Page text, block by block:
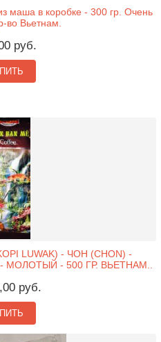
маша в коробке - 300 гр. Очень
во Вьетнам.
руб.
LUWAK) - ЧОН (CHON) -
- 500 ГР. ВЬЕТНАМ..
руб.